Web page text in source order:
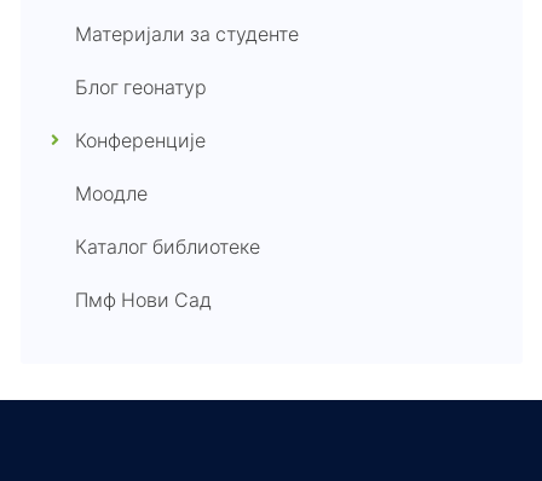
Материјали за студенте
Блог геонатур
Конференције
Моодле
Каталог библиотеке
Пмф Нови Сад